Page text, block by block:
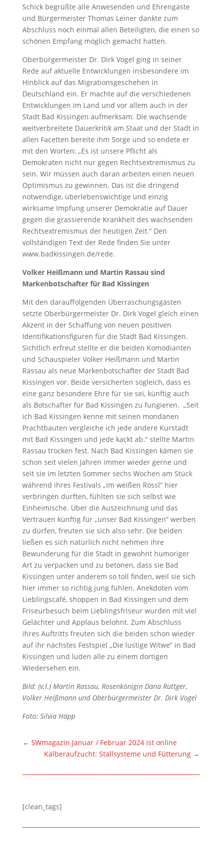
Schick begrüßte alle Anwesenden und Ehrengäste
und Bürgermeister Thomas Leiner dankte zum
Abschluss noch einmal allen Beteiligten, die einen so
schönen Empfang möglich gemacht hatten.
Oberbürgermeister Dr. Dirk Vogel ging in seiner
Rede auf aktuelle Entwicklungen insbesondere im
Hinblick auf das Migrationsgeschehen in
Deutschland ein. Er machte auf die verschiedenen
Entwicklungen im Land und vor allem auch in der
Stadt Bad Kissingen aufmerksam. Die wachsende
weitverbreitete Dauerkritik am Staat und der Stadt in
allen Facetten bereite ihm Sorge und so endete er
mit den Worten: „Es ist unsere Pflicht als
Demokraten nicht nur gegen Rechtsextremismus zu
sein. Wir müssen auch daran arbeiten einen neuen
Optimismus zu gewinnen. Das ist die dringend
notwendige, überlebenswichtige und einzig
wirksame Impfung unserer Demokratie auf Dauer
gegen die grassierende Krankheit des wachsenden
Rechtsextremismus der heutigen Zeit.“ Den
vollständigen Text der Rede finden Sie unter
www.badkissingen.de/rede.
Volker Heißmann und Martin Rassau sind
Markenbotschafter für Bad Kissingen
Mit den darauffolgenden Überraschungsgästen
setzte Oberbürgermeister Dr. Dirk Vogel gleich einen
Akzent in der Schaffung von neuen positiven
Identifikationsfiguren für die Stadt Bad Kissingen.
Sichtlich erfreut stellte er die beiden Komödianten
und Schauspieler Volker Heißmann und Martin
Rassau als neue Markenbotschafter der Stadt Bad
Kissingen vor. Beide versicherten sogleich, dass es
eine ganz besondere Ehre für sie sei, künftig auch
als Botschafter für Bad Kissingen zu fungieren. „Seit
ich Bad Kissingen kenne mit seinen mondänen
Prachtbauten vergleiche ich jede andere Kurstadt
mit Bad Kissingen und jede kackt ab.“ stellte Martin
Rassau trocken fest. Nach Bad Kissingen kämen sie
schon seit vielen Jahren immer wieder gerne und
seit sie im letzten Sommer sechs Wochen am Stück
während ihres Festivals „Im weißen Rössl“ hier
verbringen durften, fühlten sie sich selbst wie
Einheimische. Über die Auszeichnung und das
Vertrauen künftig für „unser Bad Kissingen“ werben
zu dürfen, freuten sie sich also sehr. Die beiden
ließen es sich natürlich nicht nehmen ihre
Bewunderung für die Stadt in gewohnt humoriger
Art zu verpacken und zu betonen, dass sie Bad
Kissingen unter anderem so toll finden, weil sie sich
hier immer so richtig jung fühlen. Anekdoten vom
Lieblingscafé, shoppen in Bad Kissingen und dem
Friseurbesuch beim Lieblingsfriseur wurden mit viel
Gelächter und Applaus belohnt. Zum Abschluss
ihres Auftritts freuten sich die beiden schon wieder
auf ihr nächstes Festspiel „Die lustige Witwe“ in Bad
Kissingen und luden alle zu einem dortigen
Wiedersehen ein.
Bild: (v.l.) Martin Rassau, Rosenkönigin Dana Rüttger,
Volker Heißmann und Oberbürgermeister Dr. Dirk Vogel
Foto: Silvia Häpp
← SWmagazin Januar / Februar 2024 ist online
Kälberaufzucht: Stallsysteme und Fütterung →
[clean_tags]